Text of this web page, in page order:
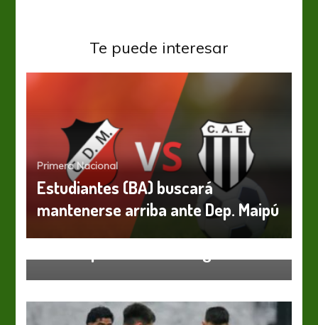
Te puede interesar
Primera Nacional
Estudiantes (BA) buscará
mantenerse arriba ante Dep. Maipú
Primera Nacional
Instituto no abonará la demanda